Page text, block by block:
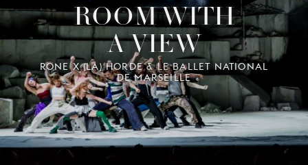
TICKETS &
ABONNEMENTS
VOTRE
VISITE
JEUNE
PUBLIC
ROOM WITH
A VIEW
RONE X (LA) HORDE & LE BALLET NATIONAL
DE MARSEILLE